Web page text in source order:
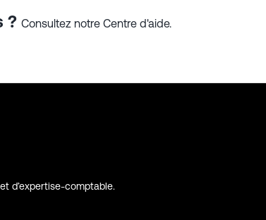
? Consultez notre Centre d'aide.
d’expertise-comptable.